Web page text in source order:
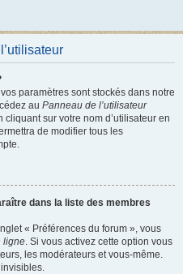
paramètres sont stockés dans notre
au Panneau de l’utilisateur
sur votre nom d’utilisateur en
de modifier tous les
dans la liste des membres
« Préférences du forum », vous
ligne. Si vous activez cette option vous
les modérateurs et vous-même.